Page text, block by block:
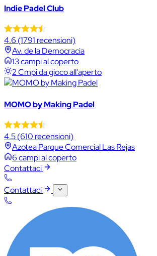
Indie Padel Club
4.6 (1791 recensioni)
Av. de la Democracia
13 campi al coperto
2 Cmpi da gioco all'aperto
MOMO by Making Padel
4.5(610 recensioni)
Azotea Parque Comercial Las Rejas
6 campi al coperto
Contattaci
Contattaci